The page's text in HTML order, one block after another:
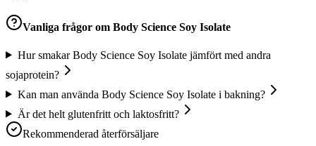
Vanliga frågor om Body Science Soy Isolate
Hur smakar Body Science Soy Isolate jämfört med andra
sojaprotein?
Kan man använda Body Science Soy Isolate i bakning?
Är det helt glutenfritt och laktosfritt?
Rekommenderad återförsäljare